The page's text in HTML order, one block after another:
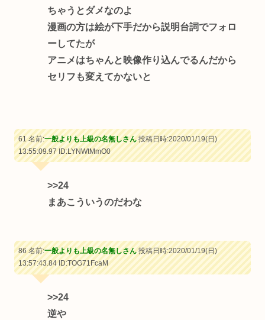
ちゃうとダメなのよ
漫画の方は絵が下手だから説明台詞でフォロ
ーしてたが
アニメはちゃんと映像作り込んでるんだから
セリフも変えてかないと
61 名前:一般よりも上級の名無しさん投稿日時:2020/01/19(日)
13:55:09.97ID:LYNWtMmO0
>>24
まあこういうのだわな
86 名前:一般よりも上級の名無しさん投稿日時:2020/01/19(日)
13:57:43.84ID:TOG71FcaM
>>24
逆や